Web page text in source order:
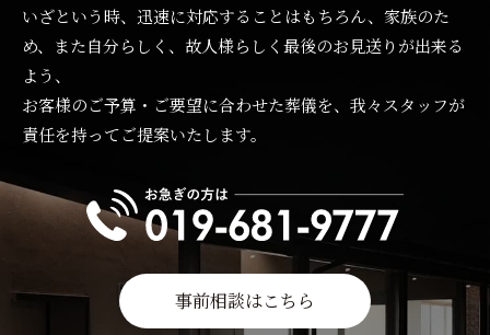
いざという時、迅速に対応することはもちろん、家族のた
め、また自分らしく、故人様らしく最後のお見送りが出来る
よう、
お客様のご予算・ご要望に合わせた葬儀を、我々スタッフが
責任を持ってご提案いたします。
事前相談はこちら